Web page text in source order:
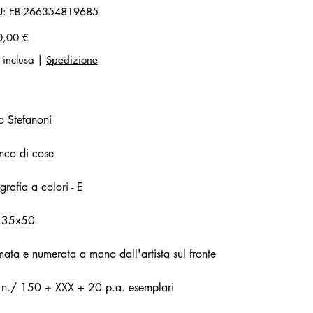
SKU
EB-
EB-266354819685
€
inclusa | Spedizione
Stefanoni
di cose
a colori - E
35x50
e numerata a mano dall'artista sul fronte
n./ 150 + XXX + 20 p.a. esemplari